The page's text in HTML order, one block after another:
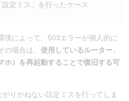
定ミス」を行ったケース
境によって、503エラーが個人的に
場合は、 使用しているルーター、
ホ）を再起動することで復旧する可
りかねない設定ミスを行ってしま